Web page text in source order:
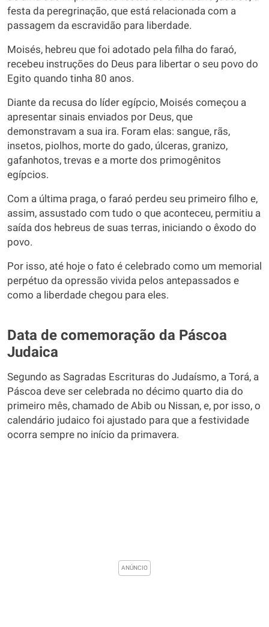
festa da peregrinação, que está relacionada com a
passagem da escravidão para liberdade.
Moisés, hebreu que foi adotado pela filha do faraó,
recebeu instruções do Deus para libertar o seu povo do
Egito quando tinha 80 anos.
Diante da recusa do líder egípcio, Moisés começou a
apresentar sinais enviados por Deus, que
demonstravam a sua ira. Foram elas: sangue, rãs,
insetos, piolhos, morte do gado, úlceras, granizo,
gafanhotos, trevas e a morte dos primogênitos
egípcios.
Com a última praga, o faraó perdeu seu primeiro filho e,
assim, assustado com tudo o que aconteceu, permitiu a
saída dos hebreus de suas terras, iniciando o êxodo do
povo.
Por isso, até hoje o fato é celebrado como um memorial
perpétuo da opressão vivida pelos antepassados e
como a liberdade chegou para eles.
Data de comemoração da Páscoa
Judaica
Segundo as Sagradas Escrituras do Judaísmo, a Torá, a
Páscoa deve ser celebrada no décimo quarto dia do
primeiro mês, chamado de Abib ou Nissan, e, por isso, o
calendário judaico foi ajustado para que a festividade
ocorra sempre no início da primavera.